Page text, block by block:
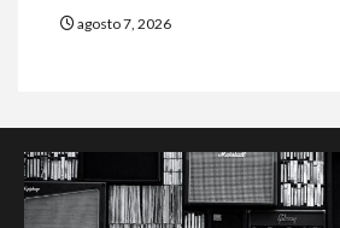
agosto 7, 2026